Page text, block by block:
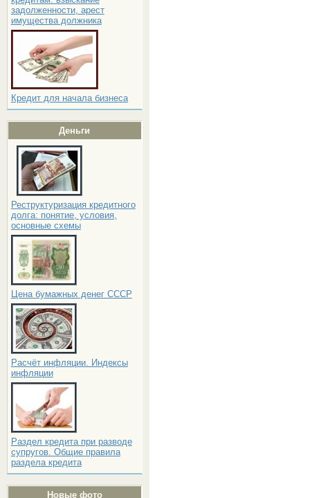
задолженности, арест
имущества должника
Кредит для начала бизнеса
Деньги
Реструктуризация кредитного
долга: понятие, условия,
основные схемы
Цена бумажных денег СССР
Расчёт инфляции. Индексы
инфляции
Раздел кредита при разводе
супругов. Общие правила
раздела кредита
Новые фото